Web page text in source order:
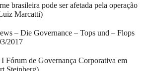
brasileira pode ser afetada pela operação
Marcatti)
– Die Governance – Tops und – Flops
2017
I Fórum de Governança Corporativa em
Steinberg)